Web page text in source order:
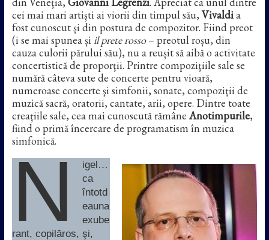
cei mai mari artişti ai viorii din timpul său,Vivaldia
fost cunoscut şi din postura de compozitor. Fiind preot
(i se mai spunea și il prete rosso– preotul roșu, din
cauza culorii părului său), nu a reuşit să aibă o activitate
concertistică de proporţii. Printre compoziţiile sale se
numără câteva sute de concerte pentru vioară,
numeroase concerte şi simfonii, sonate, compoziţii de
muzică sacră, oratorii, cantate, arii, opere. Dintre toate
creaţiile sale, cea mai cunoscută rămâne Anotimpurile,
fiind o primă încercare de programatism în muzica
simfonică.
N
igel…
ca
întotd
eauna
exube
rant, copilăros, şi,